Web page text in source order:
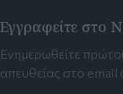
Εγγραφείτε στο
Ενημερωθείτε
απευθείας στο email